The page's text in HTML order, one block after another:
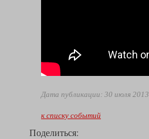
Дата публикации: 30 июля 2013
к списку событий
Поделиться: